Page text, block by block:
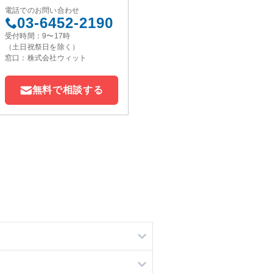
電話でのお問い合わせ
03-6452-2190
受付時間：9〜17時
（土日祝祭日を除く）
窓口：株式会社ウィット
無料で相談する